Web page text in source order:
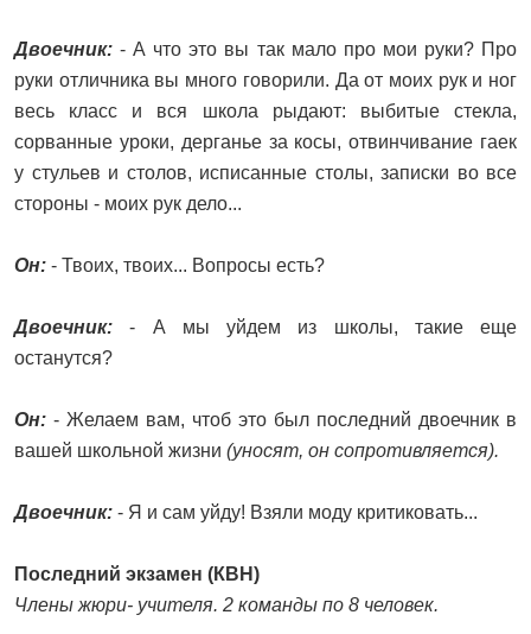
Двоечник: - А что это вы так мало про мои руки? Про
руки отличника вы много говорили. Да от моих рук и ног
весь класс и вся школа рыдают: выбитые стекла,
сорванные уроки, дерганье за косы, отвинчивание гаек
у стульев и столов, исписанные столы, записки во все
стороны - моих рук дело...
Он: - Твоих, твоих... Вопросы есть?
Двоечник: - А мы уйдем из школы, такие еще
останутся?
Он: - Желаем вам, чтоб это был последний двоечник в
вашей школьной жизни (уносят, он сопротивляется).
Двоечник: - Я и сам уйду! Взяли моду критиковать...
Последний экзамен (КВН)
Члены жюри- учителя. 2 команды по 8 человек.